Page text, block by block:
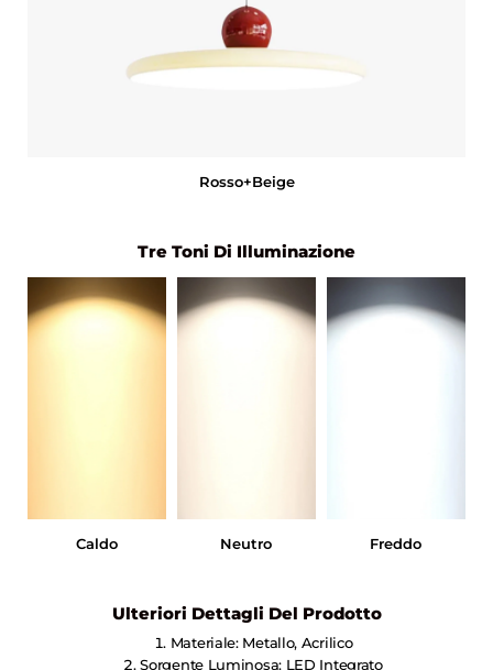
Rosso+Beige
Tre Toni Di Illuminazione
Caldo Neutro Freddo
Ulteriori Dettagli Del Prodotto
Materiale: Metallo, Acrilico
Sorgente Luminosa: LED Integrato